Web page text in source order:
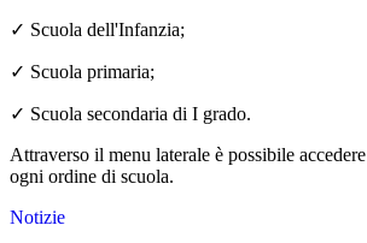
✓ Scuola dell'Infanzia;
✓ Scuola primaria;
✓ Scuola secondaria di I grado.
Attraverso il menu laterale è possibile
ogni ordine di scuola.
Notizie